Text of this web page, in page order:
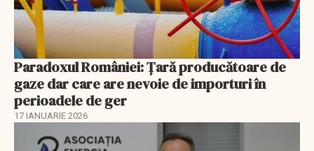
Paradoxul României: Ţară producătoare de
gaze dar care are nevoie de importuri în
perioadele de ger
17 IANUARIE 2026